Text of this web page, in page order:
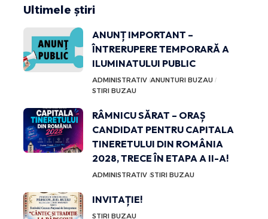
Ultimele știri
ANUNȚ IMPORTANT –
ÎNTRERUPERE TEMPORARĂ A
ILUMINATULUI PUBLIC
ADMINISTRATIV ANUNTURI BUZAU
STIRI BUZAU
RÂMNICU SĂRAT – ORAȘ
CANDIDAT PENTRU CAPITALA
TINERETULUI DIN ROMÂNIA
2028, TRECE ÎN ETAPA A II-A!
ADMINISTRATIV STIRI BUZAU
INVITAȚIE!
STIRI BUZAU